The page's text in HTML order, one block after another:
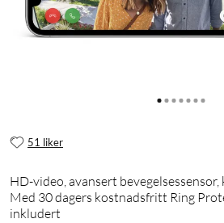
51 liker
HD-video, avansert
Med 30 dagers kostnadsfritt Ring
inkludert